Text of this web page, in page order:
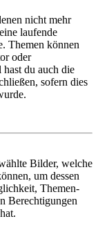
nicht mehr
laufende
Themen können
oder
du auch die
sofern dies
Bilder, welche
um dessen
Themen-
Berechtigungen